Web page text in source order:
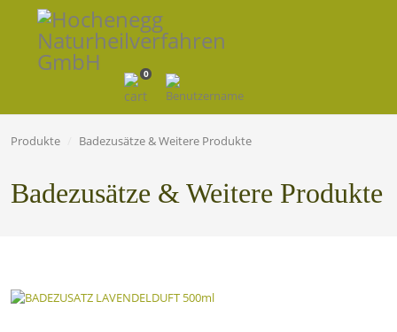
0
Produkte Badezusätze & Weitere Produkte
Badezusätze & Weitere Produkte